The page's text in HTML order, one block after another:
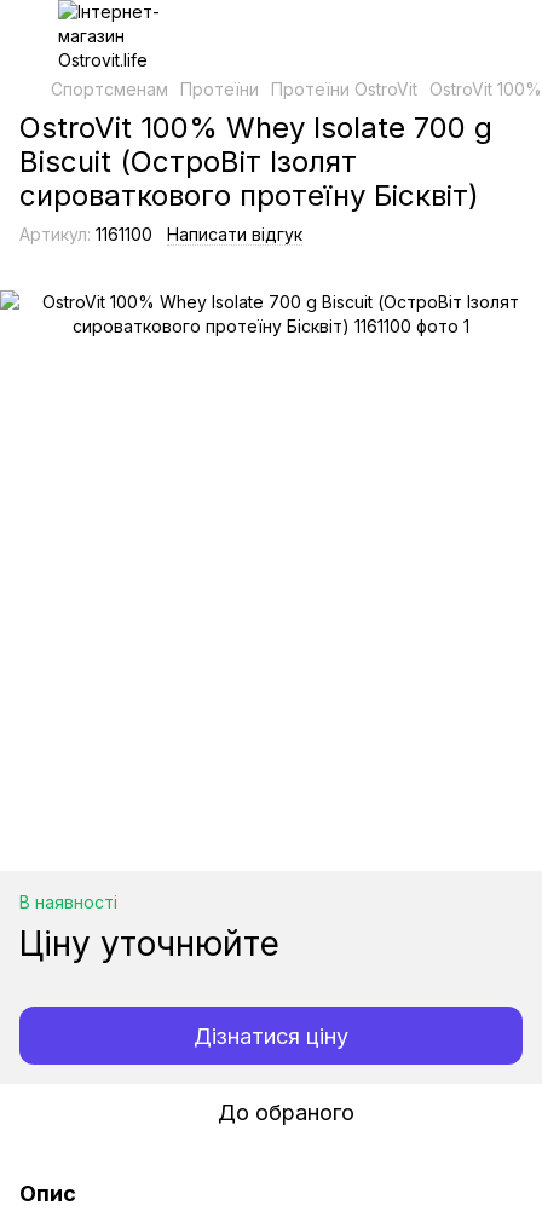
Спортсменам Протеїни Протеїни OstroVit OstroVit
OstroVit 100% Whey Isolate 700 g
Biscuit (ОстроВіт Ізолят
сироваткового протеїну Бісквіт)
Артикул: 1161100 Написати відгук
В наявності
Ціну уточнюйте
Дізнатися ціну
До обраного
Опис